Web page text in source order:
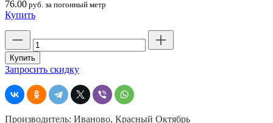
76.00 руб. за погонный метр
Купить
товара
Гладкокрашенная
бязь
шир.
150,
Купить
Запросить скидку
Производитель: Иваново, Красный Октябрь